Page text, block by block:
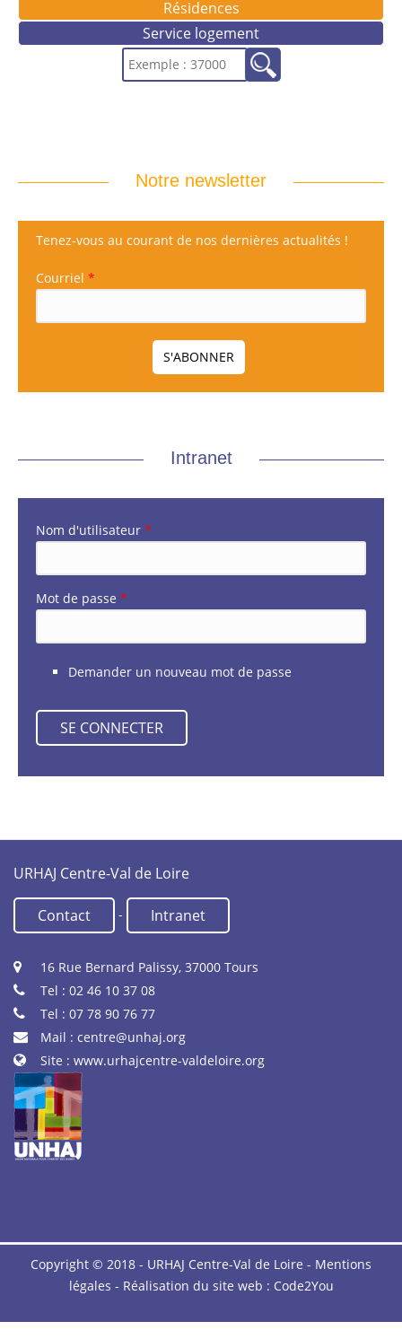
Résidences
Service logement
Notre newsletter
Tenez-vous au courant de nos dernières actualités !
Courriel *
Intranet
Nom d'utilisateur *
Mot de passe *
Demander un nouveau mot de passe
URHAJ Centre-Val de Loire
Contact - Intranet
16 Rue Bernard Palissy, 37000 Tours
Tel : 02 46 10 37 08
Tel : 07 78 90 76 77
Mail : centre@unhaj.org
Site : www.urhajcentre-valdeloire.org
Copyright © 2018 - URHAJ Centre-Val de Loire - Mentions
légales - Réalisation du site web : Code2You